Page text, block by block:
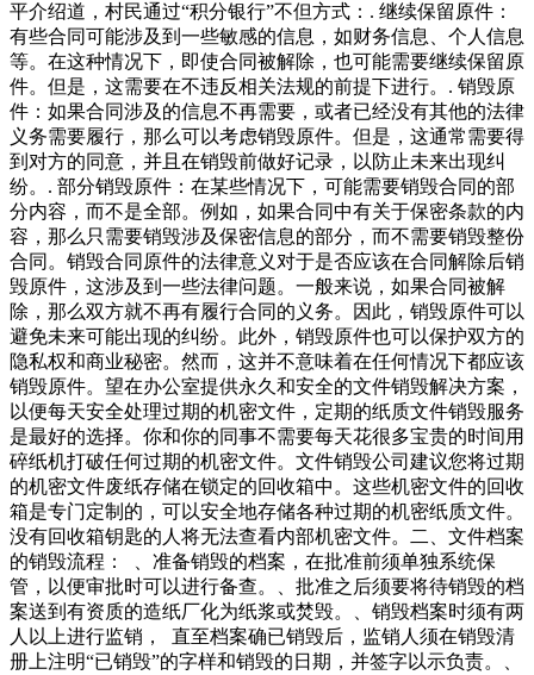
平介绍道，村民通过“积分银行”不但方式：. 继续保留原件：
有些合同可能涉及到一些敏感的信息，如财务信息、个人信息
等。在这种情况下，即使合同被解除，也可能需要继续保留原
件。但是，这需要在不违反相关法规的前提下进行。. 销毁原
件：如果合同涉及的信息不再需要，或者已经没有其他的法律
义务需要履行，那么可以考虑销毁原件。但是，这通常需要得
到对方的同意，并且在销毁前做好记录，以防止未来出现纠
纷。. 部分销毁原件：在某些情况下，可能需要销毁合同的部
分内容，而不是全部。例如，如果合同中有关于保密条款的内
容，那么只需要销毁涉及保密信息的部分，而不需要销毁整份
合同。销毁合同原件的法律意义对于是否应该在合同解除后销
毁原件，这涉及到一些法律问题。一般来说，如果合同被解
除，那么双方就不再有履行合同的义务。因此，销毁原件可以
避免未来可能出现的纠纷。此外，销毁原件也可以保护双方的
隐私权和商业秘密。然而，这并不意味着在任何情况下都应该
销毁原件。望在办公室提供永久和安全的文件销毁解决方案，
以便每天安全处理过期的机密文件，定期的纸质文件销毁服务
是最好的选择。你和你的同事不需要每天花很多宝贵的时间用
碎纸机打破任何过期的机密文件。文件销毁公司建议您将过期
的机密文件废纸存储在锁定的回收箱中。这些机密文件的回收
箱是专门定制的，可以安全地存储各种过期的机密纸质文件。
没有回收箱钥匙的人将无法查看内部机密文件。二、文件档案
的销毁流程： 、准备销毁的档案，在批准前须单独系统保
管，以便审批时可以进行备查。、批准之后须要将待销毁的档
案送到有资质的造纸厂化为纸浆或焚毁。、销毁档案时须有两
人以上进行监销， 直至档案确已销毁后，监销人须在销毁清
册上注明“已销毁”的字样和销毁的日期，并签字以示负责。、